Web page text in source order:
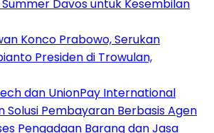
Summer Davos untuk Kesembilan
Konco Prabowo, Serukan
Presiden di Trowulan,
dan UnionPay International
Solusi Pembayaran Berbasis Agen
Pengadaan Barang dan Jasa